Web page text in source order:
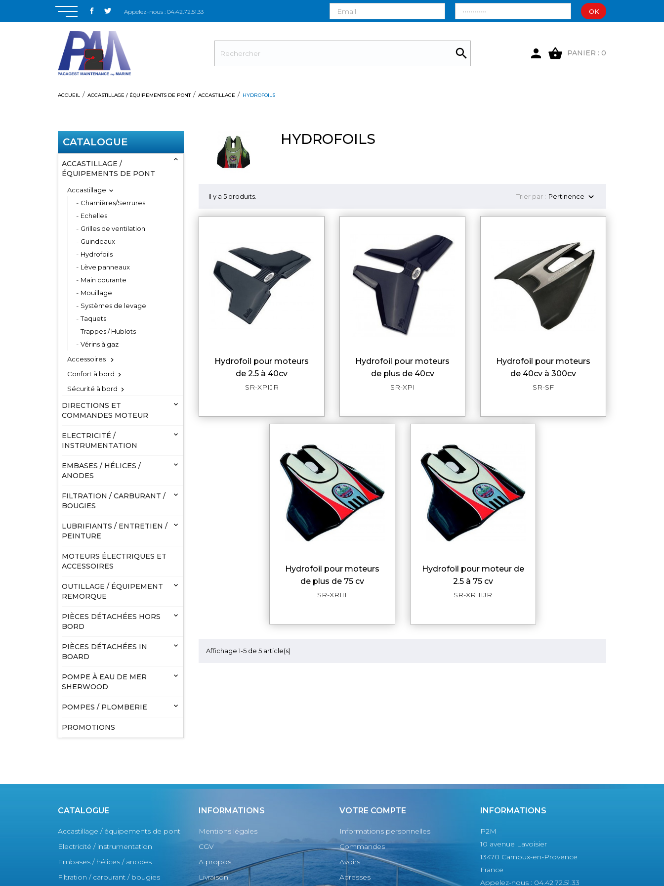
Appelez-nous : 04.42.72.51.33 OK
  shopping_basket PANIER : 0
ACCUEIL ACCASTILLAGE / ÉQUIPEMENTS DE PONT ACCASTILLAGE HYDROFOILS
CATALOGUE
ACCASTILLAGE /
ÉQUIPEMENTS DE PONT

Accastillage 
Charnières/Serrures
Echelles
Grilles de ventilation
Guindeaux
Hydrofoils
Lève panneaux
Main courante
Mouillage
Systèmes de levage
Taquets
Trappes / Hublots
Vérins à gaz
Accessoires

Confort à bord 
Sécurité à bord 
DIRECTIONS ET
COMMANDES MOTEUR

ELECTRICITÉ /
INSTRUMENTATION

EMBASES / HÉLICES /
ANODES

FILTRATION / CARBURANT /
BOUGIES

LUBRIFIANTS / ENTRETIEN /
PEINTURE

MOTEURS ÉLECTRIQUES ET
ACCESSOIRES
OUTILLAGE / ÉQUIPEMENT
REMORQUE

PIÈCES DÉTACHÉES HORS
BORD

PIÈCES DÉTACHÉES IN
BOARD

POMPE À EAU DE MER
SHERWOOD

POMPES / PLOMBERIE 
PROMOTIONS
HYDROFOILS
Il y a 5 produits. Trier par : Pertinence 
APERÇU RAPIDE
hydrofoil pour moteurs
de 2.5 à 40cv
SR-XPIJR
APERÇU RAPIDE
hydrofoil pour moteurs
de plus de 40cv
SR-XPI
APERÇU RAPIDE
hydrofoil pour moteurs
de 40cv à 300cv
SR-SF
APERÇU RAPIDE
hydrofoil pour moteurs
de plus de 75 cv
SR-XRIII
APERÇU RAPIDE
hydrofoil pour moteur de
2.5 à 75 cv
SR-XRIIIJR
Affichage 1-5 de 5 article(s)
CATALOGUE
Accastillage / équipements de pont
Electricité / instrumentation
Embases / hélices / anodes
Filtration / carburant / bougies
INFORMATIONS
Mentions légales
CGV
A propos
Livraison
VOTRE COMPTE
Informations personnelles
Commandes
Avoirs
Adresses
INFORMATIONS
P2M
10 avenue Lavoisier
13470 Carnoux-en-Provence
France
Appelez-nous : 04.42.72.51.33